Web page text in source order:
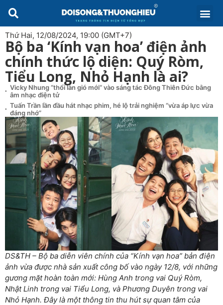
Thứ Hai, 12/08/2024, 19:00 (GMT+7)
Bộ ba ‘Kính vạn hoa’ điện ảnh
chính thức lộ diện: Quý Ròm,
Tiểu Long, Nhỏ Hạnh là ai?
Vicky Nhung “thổi làn gió mới” vào sáng tác Đông Thiên Đức bằng
âm nhạc điện tử
Tuấn Trần lần đầu hát nhạc phim, hé lộ trải nghiệm “vừa áp lực vừa
đáng nhớ”
DS&TH – Bộ ba diễn viên chính của “Kính vạn hoa” bản điện
ảnh vừa được nhà sản xuất công bố vào ngày 12/8, với những
gương mặt hoàn toàn mới: Hùng Anh trong vai Quý Ròm,
Nhật Linh trong vai Tiểu Long, và Phương Duyên trong vai
Nhỏ Hạnh. Đây là một thông tin thu hút sự quan tâm của